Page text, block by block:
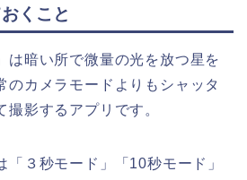
くこと
は暗い所で微量の光を放つ星を
のカメラモードよりもシャッタ
影するアプリです。
「３秒モード」「10秒モード」